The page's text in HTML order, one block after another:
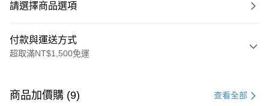
請選擇商品選項
付款與運送方式
超取滿NT$1,500免運
信用卡一次付款
商品加價購 (9) 查看全部